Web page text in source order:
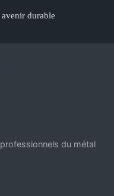
durable
du métal